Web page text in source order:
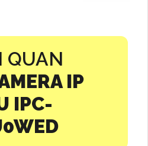
QUAN
IP
IPC-